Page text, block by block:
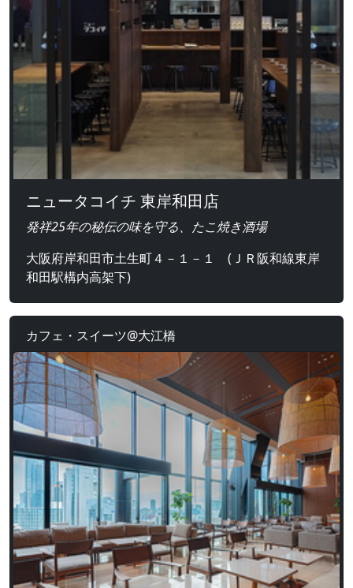
ニュータコイチ 東岸和田店
発祥25年の秘伝の味を守る、たこ焼き酒場
大阪府岸和田市土生町４－１－１ (ＪＲ阪和線東岸
和田駅構内高架下)
カフェ・スイーツ@大江橋